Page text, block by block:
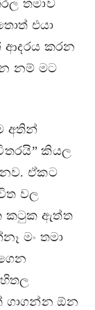
තමාව
එයා
ආදරය කරන
නම් මට
අතින්
කියල
ඒකට
වල
කටුක ඇත්ත
මං තමා
ගාගන්න ඕන